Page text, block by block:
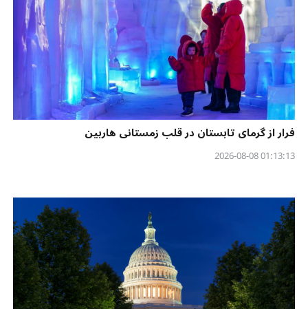
فرار از گرمای تابستان در قلب زمستانی هاربین
01:13:13 2026-08-08